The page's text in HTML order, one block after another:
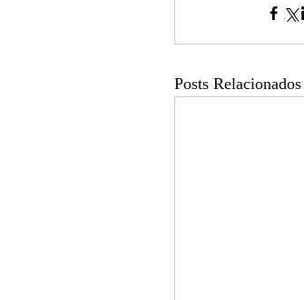
Posts Relacionados